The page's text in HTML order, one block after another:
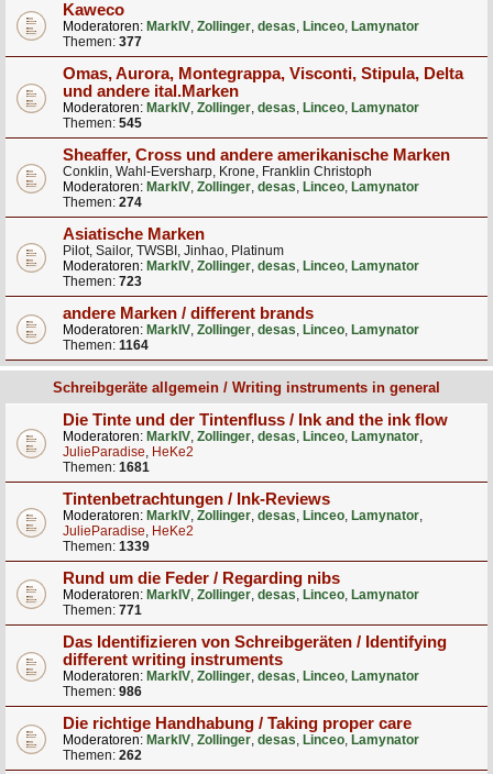
Kaweco
Moderatoren: MarkIV, Zollinger, desas, Linceo, Lamynator
Themen: 377
Omas, Aurora, Montegrappa, Visconti, Stipula, Delta
und andere ital.Marken
Moderatoren: MarkIV, Zollinger, desas, Linceo, Lamynator
Themen: 545
Sheaffer, Cross und andere amerikanische Marken
Conklin, Wahl-Eversharp, Krone, Franklin Christoph
Moderatoren: MarkIV, Zollinger, desas, Linceo, Lamynator
Themen: 274
Asiatische Marken
Pilot, Sailor, TWSBI, Jinhao, Platinum
Moderatoren: MarkIV, Zollinger, desas, Linceo, Lamynator
Themen: 723
andere Marken / different brands
Moderatoren: MarkIV, Zollinger, desas, Linceo, Lamynator
Themen: 1164
Schreibgeräte allgemein / Writing instruments in general
Die Tinte und der Tintenfluss / Ink and the ink flow
Moderatoren: MarkIV, Zollinger, desas, Linceo, Lamynator,
JulieParadise, HeKe2
Themen: 1681
Tintenbetrachtungen / Ink-Reviews
Moderatoren: MarkIV, Zollinger, desas, Linceo, Lamynator,
JulieParadise, HeKe2
Themen: 1339
Rund um die Feder / Regarding nibs
Moderatoren: MarkIV, Zollinger, desas, Linceo, Lamynator
Themen: 771
Das Identifizieren von Schreibgeräten / Identifying
different writing instruments
Moderatoren: MarkIV, Zollinger, desas, Linceo, Lamynator
Themen: 986
Die richtige Handhabung / Taking proper care
Moderatoren: MarkIV, Zollinger, desas, Linceo, Lamynator
Themen: 262